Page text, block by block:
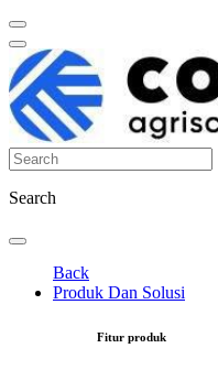
Search
Back
Produk Dan Solusi
Fitur produk